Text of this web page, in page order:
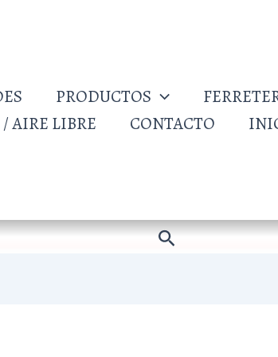
PRODUCTOS
AIRE LIBRE
CONTACTO
Buscar